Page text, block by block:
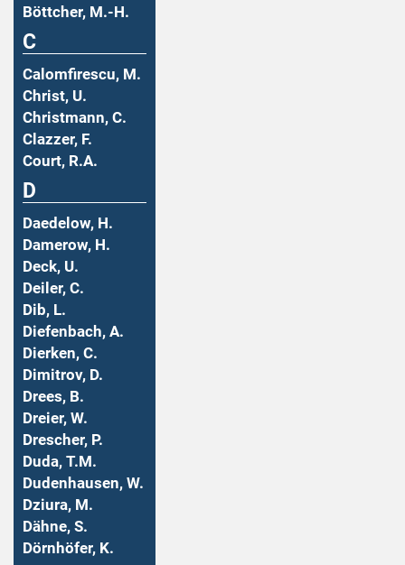
Böttcher, M.-H.
C
Calomfirescu, M.
Christ, U.
Christmann, C.
Clazzer, F.
Court, R.A.
D
Daedelow, H.
Damerow, H.
Deck, U.
Deiler, C.
Dib, L.
Diefenbach, A.
Dierken, C.
Dimitrov, D.
Drees, B.
Dreier, W.
Drescher, P.
Duda, T.M.
Dudenhausen, W.
Dziura, M.
Dähne, S.
Dörnhöfer, K.